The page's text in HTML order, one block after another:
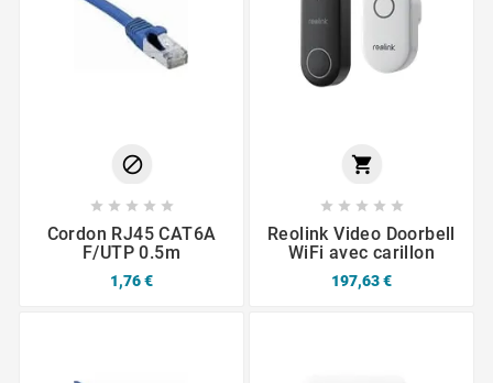

    
Cordon RJ45 CAT6A
F/UTP 0.5m
1,76 €

    
Reolink Video Doorbell
WiFi avec carillon
197,63 €